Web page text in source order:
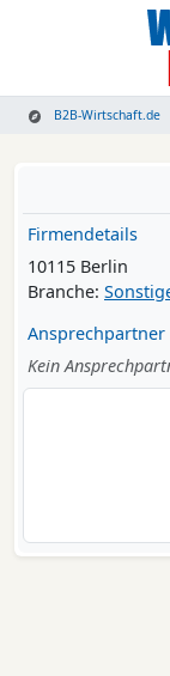
B2B-Wirtschaft.de
Firmendetails
10115 Berlin
Branche:
Ansprechpartner
Kein